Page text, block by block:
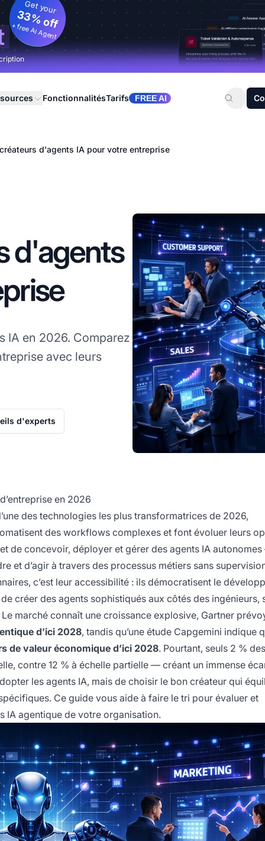
Get your
33% off
+ free AI Agent
FonctionnalitésTarifs FREE AI
d'agents IA pour votre entreprise
d'agents
IA en 2026. Comparez
avec leurs
d'experts
en 2026
des technologies les plus transformatrices de 2026,
des workflows complexes et font évoluer leurs
de concevoir, déployer et gérer des agents IA
et d’agir à travers des processus métiers sans
c’est leur accessibilité : ils démocratisent le
créer des agents sophistiqués aux côtés des ingénieurs,
marché connaît une croissance explosive, Gartner
d’ici 2028, tandis qu’une étude Capgemini indique
de valeur économique d’ici 2028. Pourtant, seuls 2 % des
contre 12 % à échelle partielle — créant un immense
les agents IA, mais de choisir le bon créateur qui
Ce guide vous aide à faire le tri pour évaluer et
IA agentique de votre organisation.